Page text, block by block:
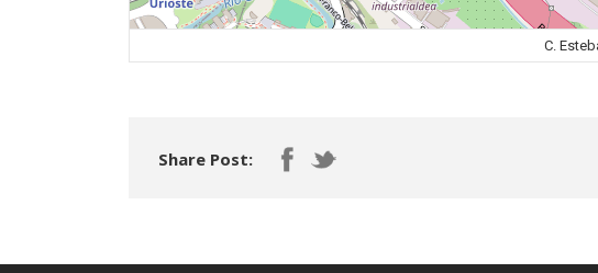
C.
Share Post: